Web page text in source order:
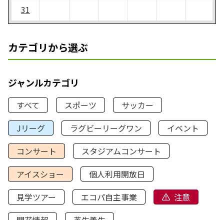
31
カテゴリから選ぶ
ジャンルカテゴリ
すべて スポーツ
サッカー
Jリーグ
ラグビーリーグワン
イベント
コンサート
スタジアムコンサート
アイスショー
個人利用開放日
見学ツアー
エコパ自主事業
注意